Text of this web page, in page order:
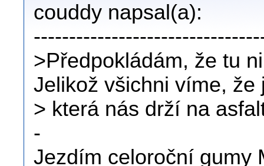
couddy napsal(a):
>Předpokládám, že tu
Jelikož všichni víme, že
> která nás drží na
-
Jezdím celoroční gumy